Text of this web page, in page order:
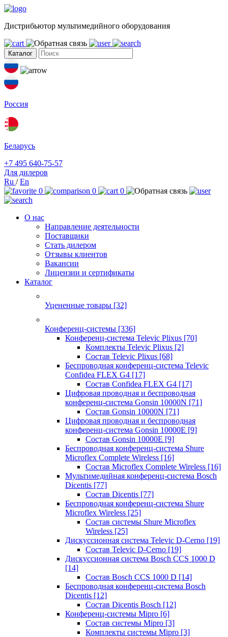
Дистрибьютор мультимедийного оборудования
Каталог
Россия
Беларусь
+7 495 640-75-57
Для дилеров
Ru /En
0
0 0
О нас
Направление деятельности
Поставщики
Стать дилером
Отзывы клиентов
Вакансии
Лицензии и сертификаты
Каталог
Уцененные товары [32]
Конференц-системы [336]
Конференц-система Televic Plixus [70]
Комплекты Televic Plixus [2]
Состав Televic Plixus [68]
Беспроводная конференц-система Televic
Confidea FLEX G4 [17]
Состав Confidea FLEX G4 [17]
Цифровая проводная и беспроводная
конференц-система Gonsin 10000N [71]
Состав Gonsin 10000N [71]
Цифровая проводная и беспроводная
конференц-система Gonsin 10000E [9]
Состав Gonsin 10000E [9]
Беспроводная конференц-система Shure
Microflex Complete Wireless [16]
Состав Microflex Complete Wireless [16]
Мультимедийная конференц-система Bosch
Dicentis [77]
Состав Dicentis [77]
Беспроводная конференц-система Shure
Microflex Wireless [25]
Состав системы Shure Microflex
Wireless [25]
Дискуссионная система Televic D-Cerno [19]
Состав Televic D-Cerno [19]
Дискуссионная система Bosch CCS 1000 D
[14]
Состав Bosch CCS 1000 D [14]
Беспроводная конференц-система Bosch
Dicentis [12]
Состав Dicentis Bosch [12]
Конференц-системы Mipro [6]
Состав системы Mipro [3]
Комплекты системы Mipro [3]